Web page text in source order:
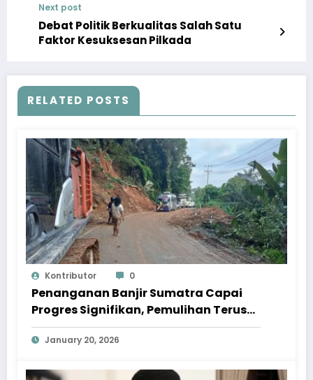
Next post
Debat Politik Berkualitas Salah Satu
Faktor Kesuksesan Pilkada
RELATED POSTS
Kontributor 0
Penanganan Banjir Sumatra Capai
Progres Signifikan, Pemulihan Terus
Dipercepat
January 20, 2026